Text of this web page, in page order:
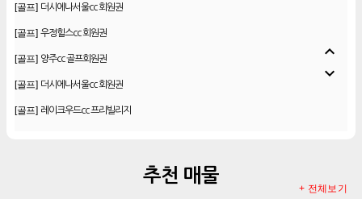
[골프] 더시에나서울cc 회원권
[골프] 우정힐스cc 회원권
[골프] 양주cc 골프회원권
[골프] 더시에나서울cc 회원권
[골프] 레이크우드cc 프리빌리지
리솜리조트 제천 54평 법인 무기명 회원제
expand_less
expand_more
추천 매물
+ 전체보기